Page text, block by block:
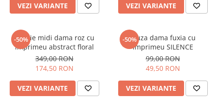
VEZI VARIANTE VEZI VARIANTE
-50%
Rochie midi dama roz cu
imprimeu abstract floral
349,00 RON
174,50 RON
VEZI VARIANTE
-50%Bluza dama fuxia cu
imprimeu SILENCE
99,00 RON
49,50 RON
VEZI VARIANTE